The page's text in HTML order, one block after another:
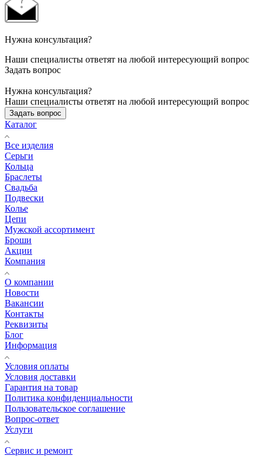
Нужна консультация?
Наши специалисты ответят на любой интересующий вопрос
Задать вопрос
Нужна консультация?
Наши специалисты ответят на любой интересующий вопрос
Задать вопрос
Каталог
Все изделия
Серьги
Кольца
Браслеты
Свадьба
Подвески
Колье
Цепи
Мужской ассортимент
Броши
Акции
Компания
О компании
Новости
Вакансии
Контакты
Реквизиты
Блог
Информация
Условия оплаты
Условия доставки
Гарантия на товар
Политика конфиденциальности
Пользовательское соглашение
Вопрос-ответ
Услуги
Сервис и ремонт